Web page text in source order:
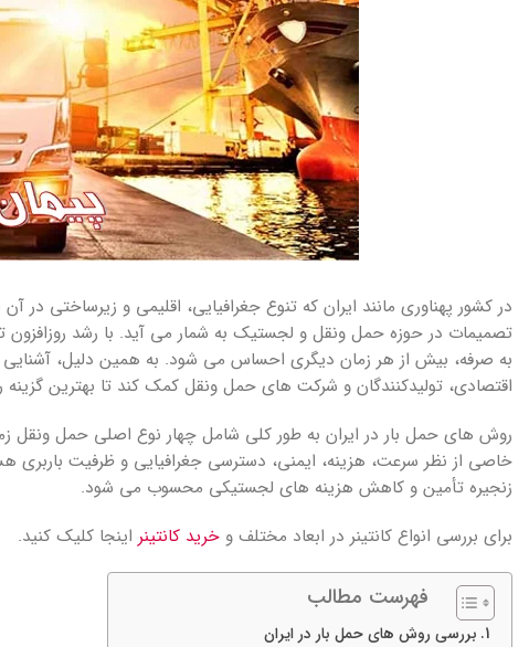
در کشور پهناوری مانند ایران که تنوع جغرافیایی، اقلیمی و زیرساختی
تصمیمات در حوزه حمل ونقل و لجستیک به شمار می آید. با رشد روزافزون
به صرفه، بیش از هر زمان دیگری احساس می شود. به همین دلیل، آشنایی
اقتصادی، تولیدکنندگان و شرکت های حمل ونقل کمک کند تا بهترین گزینه
روش های حمل بار در ایران به طور کلی شامل چهار نوع اصلی حمل ونقل
خاصی از نظر سرعت، هزینه، ایمنی، دسترسی جغرافیایی و ظرفیت
زنجیره تأمین و کاهش هزینه های لجستیکی محسوب می شود.
برای بررسی انواع کانتینر در ابعاد مختلف و خرید کانتینر اینجا کلیک کنید.
فهرست مطالب
بررسی روش های حمل بار در ایران